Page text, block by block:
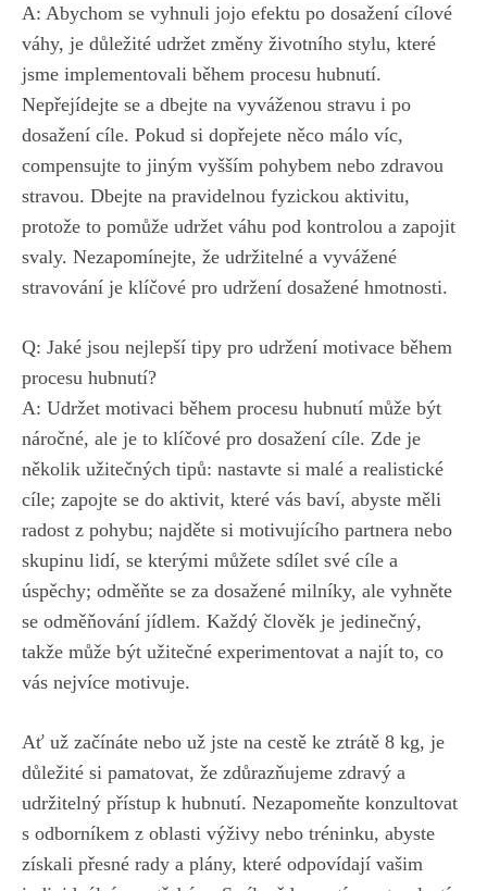
A: Abychom ‌se vyhnuli jojo efektu po ⁢dosažení cílové
váhy, je důležité udržet změny životního⁣ stylu, které
jsme implementovali ‌během procesu hubnutí.
Nepřejídejte se a dbejte na vyváženou stravu⁣ i po
dosažení cíle.‍ Pokud‌ si dopřejete​ něco málo ‍víc,‌
compensujte to⁢ jiným vyšším pohybem nebo zdravou
⁣stravou. Dbejte ⁣na pravidelnou fyzickou⁢ aktivitu,
protože⁣ to pomůže udržet váhu pod kontrolou ⁤a zapojit
svaly. Nezapomínejte,‌ že⁣ udržitelné a vyvážené
stravování ⁢je klíčové pro ⁢udržení dosažené hmotnosti.
Q: Jaké ​jsou nejlepší tipy pro⁤ udržení motivace během
procesu hubnutí?
A: Udržet motivaci⁣ během​ procesu hubnutí může ‌být
náročné, ale je ‌to klíčové pro ⁤dosažení cíle. ‌Zde⁣ je
několik užitečných tipů: nastavte ⁢si malé a realistické‍
cíle; zapojte ⁢se ⁤do aktivit, které vás⁢ baví, ⁤abyste měli
radost z​ pohybu; najděte si motivujícího partnera nebo
skupinu lidí, se kterými můžete sdílet své cíle a
úspěchy; odměňte se za dosažené milníky, ale vyhněte
se odměňování jídlem. Každý člověk‍ je jedinečný,
takže může být‌ užitečné ⁤experimentovat a⁣ najít to, co ​
vás nejvíce motivuje.
Ať už začínáte nebo už jste na cestě ke ​ztrátě 8 kg, je
⁤důležité si pamatovat,‍ že zdůrazňujeme zdravý a⁢
udržitelný přístup k ‌hubnutí. Nezapomeňte konzultovat
s‍ odborníkem ‍z oblasti ⁤výživy nebo⁢ tréninku,​ abyste
získali přesné rady a ⁣plány, které odpovídají vašim